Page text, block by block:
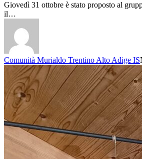
Giovedì 31 ottobre è stato proposto al
il…
Comunità Murialdo Trentino Alto Adige IS